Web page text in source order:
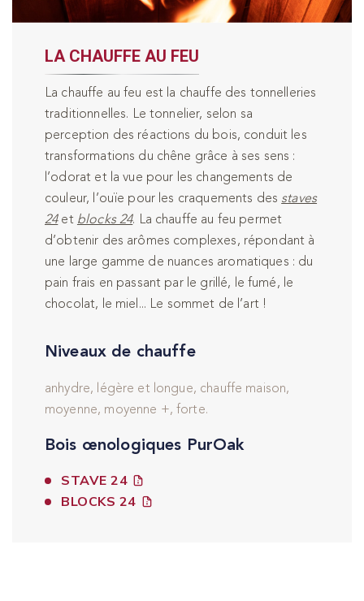
LA CHAUFFE AU FEU
La chauffe au feu est la chauffe des tonnelleries
traditionnelles. Le tonnelier, selon sa
perception des réactions du bois, conduit les
transformations du chêne grâce à ses sens :
l’odorat et la vue pour les changements de
couleur, l’ouïe pour les craquements des staves
24et blocks 24. La chauffe au feu permet
d’obtenir des arômes complexes, répondant à
une large gamme de nuances aromatiques : du
pain frais en passant par le grillé, le fumé, le
chocolat, le miel... Le sommet de l’art !
Niveaux de chauffe
anhydre, légère et longue, chauffe maison,
moyenne, moyenne +, forte.
Bois œnologiques PurOak
STAVE 24
BLOCKS 24